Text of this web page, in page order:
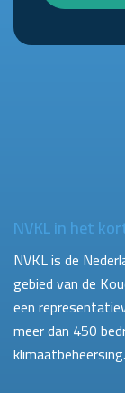
NVKL in het
NVKL is de
gebied van de
een
meer dan 450
klimaatbeheersing.